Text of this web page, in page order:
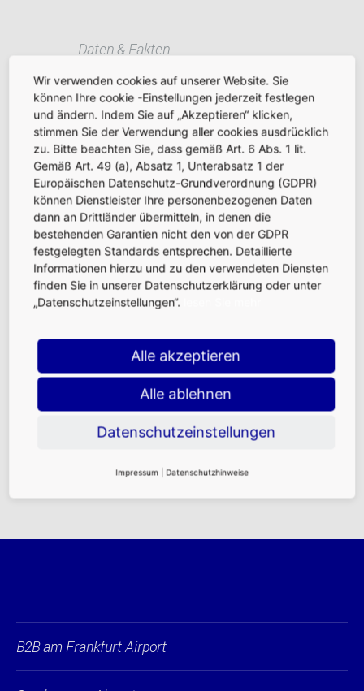
Daten & Fakten
Terminal 3
Veranstaltungen & Events
Immobilienstandort FRA
Retailstandort FRA
Frankfurt Cargohub
Aktuelle FRA-News
Alle Highlights auf einen Blick
B2B am Frankfurt Airport
Wir verwenden cookies auf unserer Website. Sie
können Ihre cookie -Einstellungen jederzeit festlegen
und ändern. Indem Sie auf „Akzeptieren“ klicken,
stimmen Sie der Verwendung aller cookies ausdrücklich
zu. Bitte beachten Sie, dass gemäß Art. 6 Abs. 1 lit.
Gemäß Art. 49 (a), Absatz 1, Unterabsatz 1 der
Europäischen Datenschutz-Grundverordnung (GDPR)
können Dienstleister Ihre personenbezogenen Daten
dann an Drittländer übermitteln, in denen die
bestehenden Garantien nicht den von der GDPR
festgelegten Standards entsprechen. Detaillierte
Informationen hierzu und zu den verwendeten Diensten
finden Sie in unserer Datenschutzerklärung oder unter
„Datenschutzeinstellungen“.
Alle akzeptieren
Alle ablehnen
Datenschutzeinstellungen
Impressum | Datenschutzhinweise